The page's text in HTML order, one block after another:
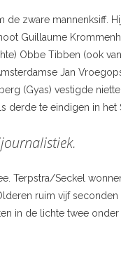
de zware
Guillaume
Obbe Tibben (ook
Jan
(Gyas) vestigde
derde te eindigen in het
Terpstra/Seckel
ruim vijf
in de lichte twee onder